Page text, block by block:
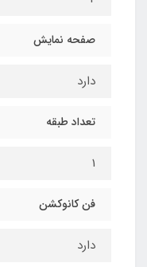
صفحه نمایش
دارد
تعداد طبقه
1
فن کانوکشن
دارد